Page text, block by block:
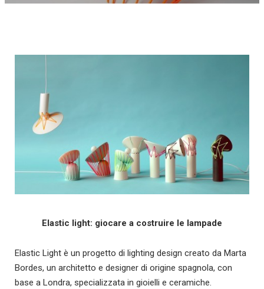
Elastic light: giocare a costruire le lampade
Elastic Light è un progetto di lighting design creato da Marta
Bordes, un architetto e designer di origine spagnola, con
base a Londra, specializzata in gioielli e ceramiche.